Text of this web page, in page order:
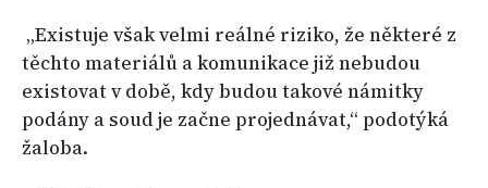
„Existuje však velmi reálné riziko, že některé z
těchto materiálů a komunikace již nebudou
existovat v době, kdy budou takové námitky
podány a soud je začne projednávat,“ podotýká
žaloba.